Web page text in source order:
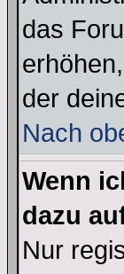
das
der
Nach
Wenn
dazu
Nur